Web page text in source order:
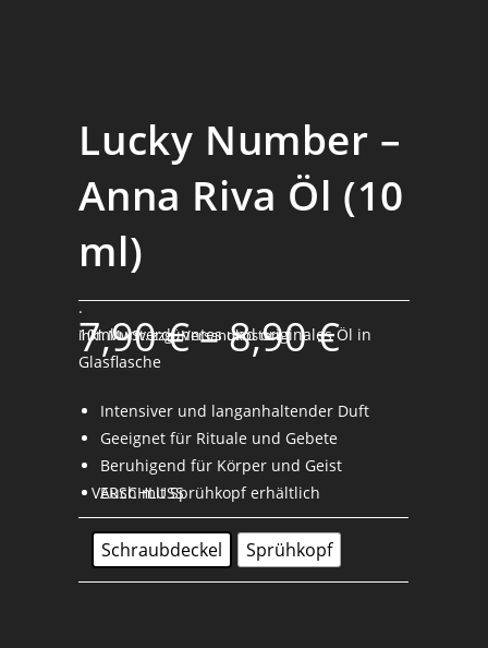
Lucky Number –
Anna Riva Öl (10
ml)
7,90€–8,90€
inkl. MwSt. zzgl. Versandkosten
.
10ml unverdünntes und originales Öl in
Glasflasche
Intensiver und langanhaltender Duft
Geeignet für Rituale und Gebete
Beruhigend für Körper und Geist
Auch mit Sprühkopf erhältlich
VERSCHLUSS
Schraubdeckel Sprühkopf